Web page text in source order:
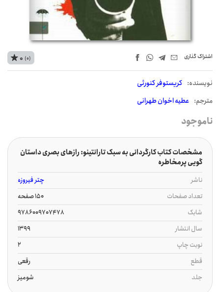
اشتراک‌ گذاری
نويسنده: کریستوفر کنورثی
مترجم: عطیه اخوان طهرانی
0 (0)
ناموجود
مشخصات کتاب کارگردانی به سبک تارانتینو: رازهای بصری داستان
گویی پرمخاطره
ناشر
چتر فیروزه
تعداد صفحات
150 صفحه
شابک
9786009707478
سال انتشار
1399
نوبت چاپ
2
قطع
رقعی
جلد
شومیز